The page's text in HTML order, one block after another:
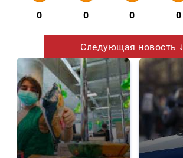
0 0 0 0
Следующая новость ↓